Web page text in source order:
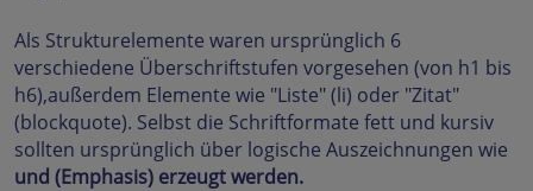
Als Strukturelemente waren ursprünglich 6
verschiedene Überschriftstufen vorgesehen (von h1 bis
h6),außerdem Elemente wie "Liste" (li) oder "Zitat"
(blockquote). Selbst die Schriftformate fett und kursiv
sollten ursprünglich über logische Auszeichnungen wie
und (Emphasis) erzeugt werden.